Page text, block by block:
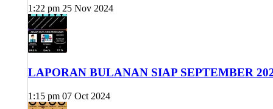
1:22 pm 25 Nov 2024
LAPORAN BULANAN SIAP SEPTEMBER
1:15 pm 07 Oct 2024